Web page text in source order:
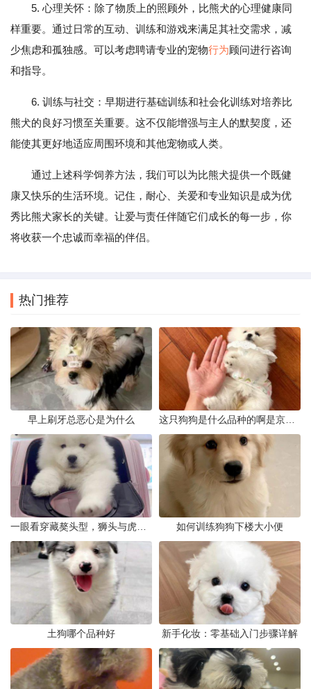
5. 心理关怀：除了物质上的照顾外，比熊犬的心理健康同
样重要。通过日常的互动、训练和游戏来满足其社交需求，减
少焦虑和孤独感。可以考虑聘请专业的宠物行为顾问进行咨询
和指导。
6. 训练与社交：早期进行基础训练和社会化训练对培养比
熊犬的良好习惯至关重要。这不仅能增强与主人的默契度，还
能使其更好地适应周围环境和其他宠物或人类。
通过上述科学饲养方法，我们可以为比熊犬提供一个既健
康又快乐的生活环境。记住，耐心、关爱和专业知识是成为优
秀比熊犬家长的关键。让爱与责任伴随它们成长的每一步，你
将收获一个忠诚而幸福的伴侣。
热门推荐
早上刷牙总恶心是为什么
如何训练狗狗下楼大小便
土狗哪个品种好 新手化妆：零基础入门步骤详解